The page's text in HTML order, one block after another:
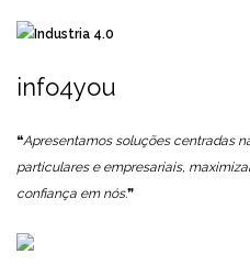
info4you
❝Apresentamos soluções centradas
particulares e empresariais,
confiança em nós.❞